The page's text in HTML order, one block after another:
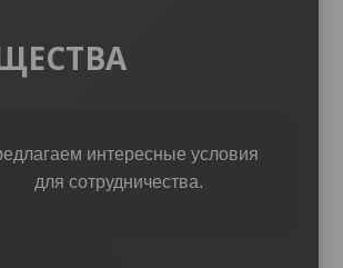
интересные условия
для сотрудничества.